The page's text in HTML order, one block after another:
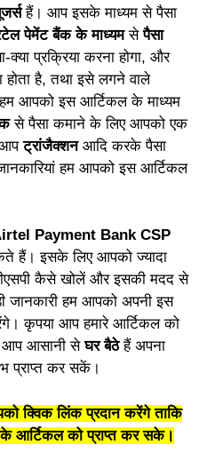
हैं। आप इसके माध्यम से पैसा
पेमेंट बैंक के माध्यमसेपैसा
प्रक्रिया करना होगा, और
है, तथा इसे लगने वाले
आपको इस आर्टिकल के माध्यम
से पैसा कमाने के लिए आपको एक
आपट्रांजैक्शनआदि करके पैसा
हम आपको इस आर्टिकल
Payment Bank CSP
हैं। इसके लिए आपको ज्यादा
कैसे खोलें और इसकी मदद से
हम आपको अपनी इस
कृपया आप हमारे आर्टिकल को
आप आसानी सेघर बैठेहैं अपना
प्राप्त कर सकें।
क्विक लिंक प्रदान करेंगे ताकि
आर्टिकल को प्राप्त कर सके।